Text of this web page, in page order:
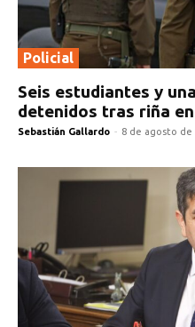
Policial
Seis estudiantes y
detenidos tras riña
Sebastián Gallardo - 8 de agosto de